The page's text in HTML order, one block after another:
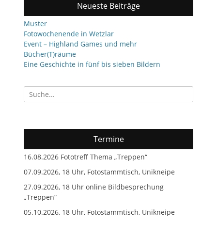
Neueste Beiträge
Muster
Fotowochenende in Wetzlar
Event – Highland Games und mehr
Bücher(T)räume
Eine Geschichte in fünf bis sieben Bildern
Suchen
nach:
Termine
16.08.2026 Fototreff Thema „Treppen“
07.09.2026, 18 Uhr, Fotostammtisch, Unikneipe
27.09.2026, 18 Uhr online Bildbesprechung
„Treppen“
05.10.2026, 18 Uhr, Fotostammtisch, Unikneipe